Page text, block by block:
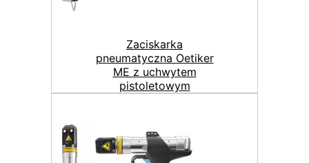
Zaciskarka
pneumatyczna Oetiker
ME z uchwytem
pistoletowym